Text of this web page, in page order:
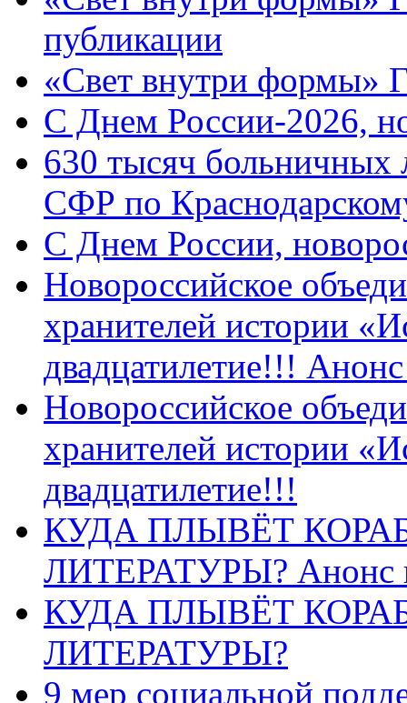
публикации
«Свет внутри формы»
C Днем России-2026,
630 тысяч больничных
СФР по
C Днем России,
Новороссийское
хранителей истории
двадцатилетие!!!
Новороссийское
хранителей истории
двадцатилетие!!!
КУДА ПЛЫВЁТ
ЛИТЕРАТУРЫ? Анонс
КУДА ПЛЫВЁТ
ЛИТЕРАТУРЫ?
9 мер социальной